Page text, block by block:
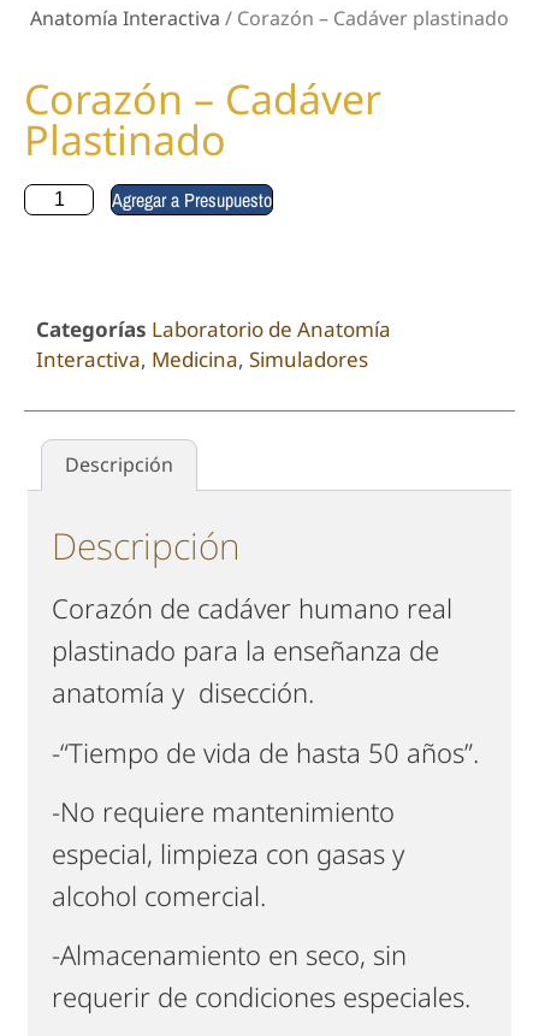
Anatomía Interactiva / Corazón – Cadáver plastinado
Corazón – Cadáver
Plastinado
Agregar a Presupuesto
Categorías Laboratorio de Anatomía
Interactiva, Medicina, Simuladores
Descripción
Descripción
Corazón de cadáver humano real
plastinado para la enseñanza de
anatomía y disección.
-“Tiempo de vida de hasta 50 años”.
-No requiere mantenimiento
especial, limpieza con gasas y
alcohol comercial.
-Almacenamiento en seco, sin
requerir de condiciones especiales.